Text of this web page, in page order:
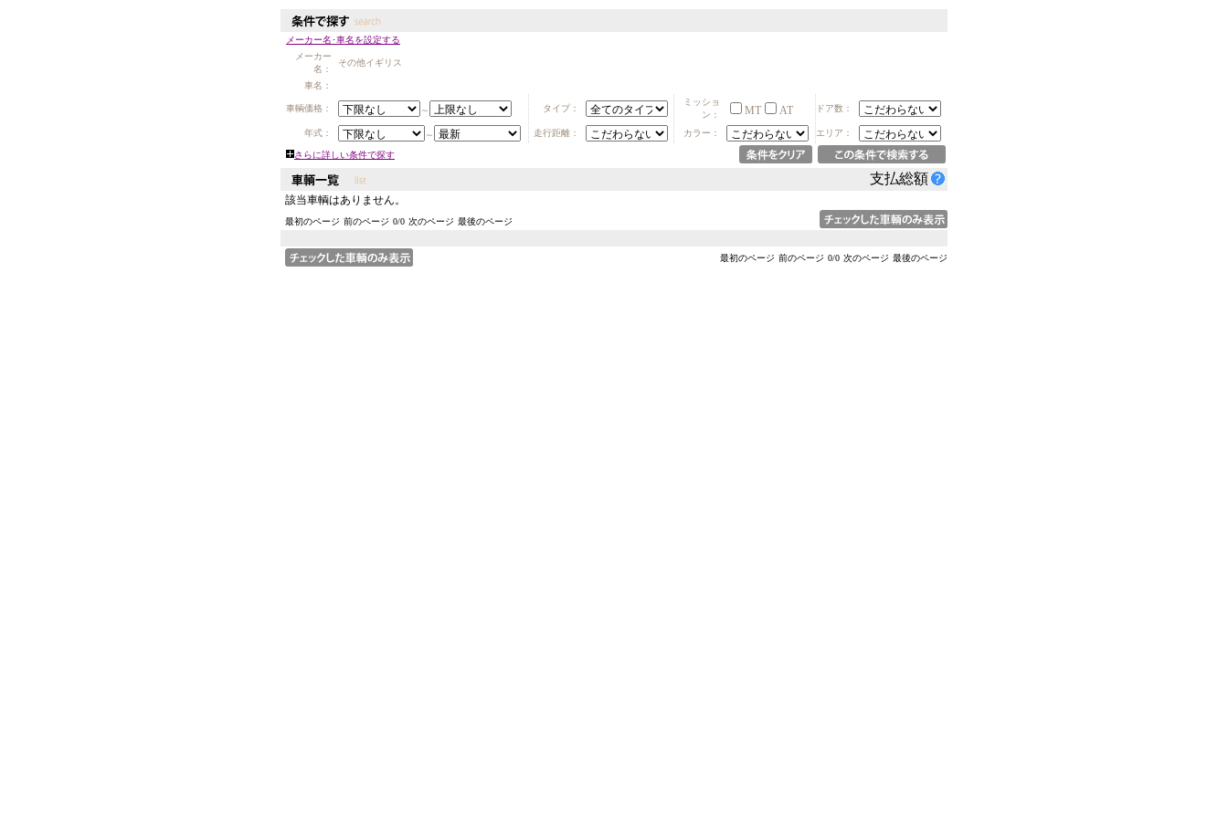
メーカー名･車名を設定する
メーカー
名：
その他イギリス
車名：
車輌価格： ～ タイプ：
ミッショ
ン：
MT AT ドア数：
年式： ～ 走行距離： カラー： エリア：
さらに詳しい条件で探す
支払総額
該当車輌はありません。
最初のページ 前のページ 0/0 次のページ 最後のページ
最初のページ 前のページ 0/0 次のページ 最後のページ